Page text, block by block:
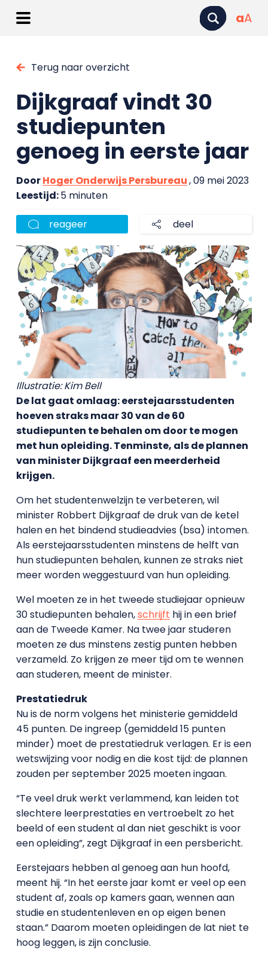
aA
Terug naar overzicht
Dijkgraaf vindt 30
studiepunten
genoeg in eerste jaar
DoorHoger Onderwijs Persbureau, 09 mei 2023
Leestijd:5 minuten
reageer deel
Illustratie: Kim Bell
De lat gaat omlaag: eerstejaarsstudenten
hoeven straks maar 30 van de 60
studiepunten te behalen om door te mogen
met hun opleiding. Tenminste, als de plannen
van minister Dijkgraaf een meerderheid
krijgen.
Om het studentenwelzijn te verbeteren, wil
minister Robbert Dijkgraaf de druk van de ketel
halen en het bindend studieadvies (bsa) intomen.
Als eerstejaarsstudenten minstens de helft van
hun studiepunten behalen, kunnen ze straks niet
meer worden weggestuurd van hun opleiding.
Wel moeten ze in het tweede studiejaar opnieuw
30 studiepunten behalen,schrijft hij in een brief
aan de Tweede Kamer. Na twee jaar studeren
moeten ze dus minstens zestig punten hebben
verzameld. Zo krijgen ze meer tijd om te wennen
aan studeren, meent de minister.
Prestatiedruk
Nu is de norm volgens het ministerie gemiddeld
45 punten. De ingreep (gemiddeld 15 punten
minder) moet de prestatiedruk verlagen. Er is een
wetswijzing voor nodig en die kost tijd: de plannen
zouden per september 2025 moeten ingaan.
“Te veel druk werkt verlammend, kan leiden tot
slechtere leerprestaties en vertroebelt zo het
beeld of een student al dan niet geschikt is voor
een opleiding”, zegt Dijkgraaf in een persbericht.
Eerstejaars hebben al genoeg aan hun hoofd,
meent hij. “In het eerste jaar komt er veel op een
student af, zoals op kamers gaan, wennen aan
studie en studentenleven en op eigen benen
staan.” Daarom moeten opleidingen de lat niet te
hoog leggen, is zijn conclusie.